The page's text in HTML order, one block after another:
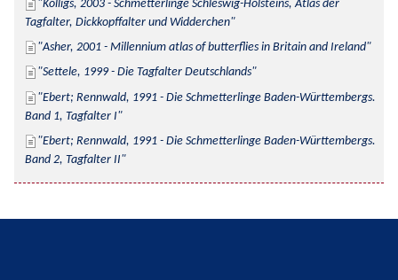
Kolligs, 2003 - Schmetterlinge Schleswig-Holsteins, Atlas der
Tagfalter, Dickkopffalter und Widderchen
Asher, 2001 - Millennium atlas of butterflies in Britain and Ireland
Settele, 1999 - Die Tagfalter Deutschlands
Ebert; Rennwald, 1991 - Die Schmetterlinge Baden-Württembergs.
Band 1, Tagfalter I
Ebert; Rennwald, 1991 - Die Schmetterlinge Baden-Württembergs.
Band 2, Tagfalter II